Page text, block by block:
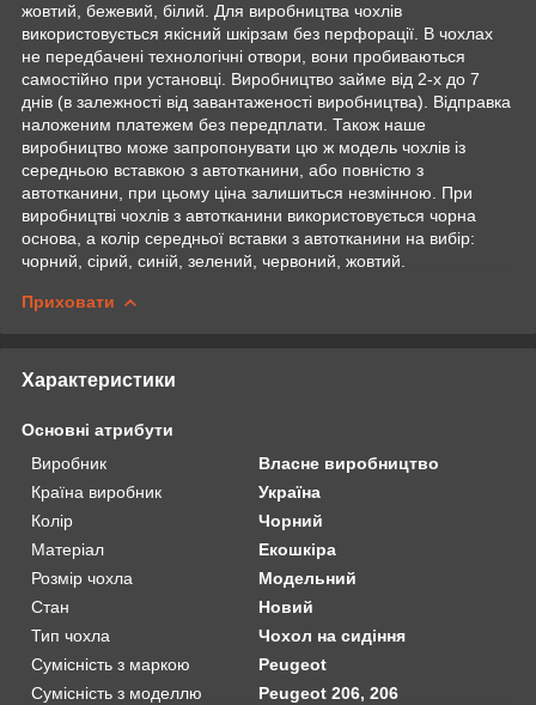
жовтий, бежевий, білий. Для виробництва чохлів
використовується якісний шкірзам без перфорації. В чохлах
не передбачені технологічні отвори, вони пробиваються
самостійно при установці. Виробництво займе від 2-х до 7
днів (в залежності від завантаженості виробництва). Відправка
наложеним платежем без передплати. Також наше
виробництво може запропонувати цю ж модель чохлів із
середньою вставкою з автотканини, або повністю з
автотканини, при цьому ціна залишиться незмінною. При
виробництві чохлів з автотканини використовується чорна
основа, а колір середньої вставки з автотканини на вибір:
чорний, сірий, синій, зелений, червоний, жовтий.
Приховати
Характеристики
Основні атрибути
Виробник
Власне виробництво
Країна виробник
Україна
Колір
Чорний
Матеріал
Екошкіра
Розмір чохла
Модельний
Стан
Новий
Тип чохла
Чохол на сидіння
Сумісність з маркою
Peugeot
Сумісність з моделлю
Peugeot 206, 206